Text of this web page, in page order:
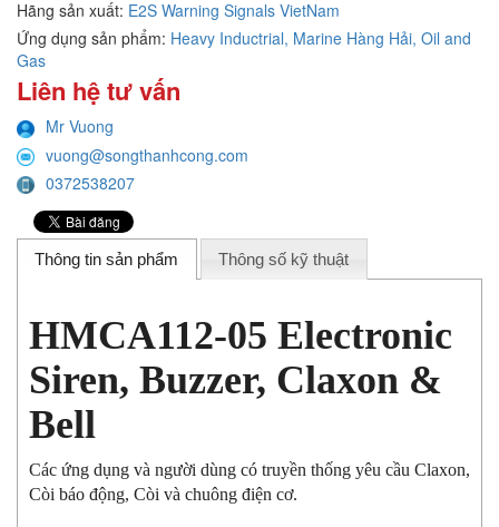
Hãng sản xuất: E2S Warning Signals VietNam
Ứng dụng sản phẩm: Heavy Inductrial, Marine Hàng Hải, Oil and
Gas
Liên hệ tư vấn
Mr Vuong
vuong@songthanhcong.com
0372538207
Thông tin sản phẩm Thông số kỹ thuật
HMCA112-05 Electronic
Siren, Buzzer, Claxon &
Bell
Các ứng dụng và người dùng có truyền thống yêu cầu Claxon,
Còi báo động, Còi và chuông điện cơ.